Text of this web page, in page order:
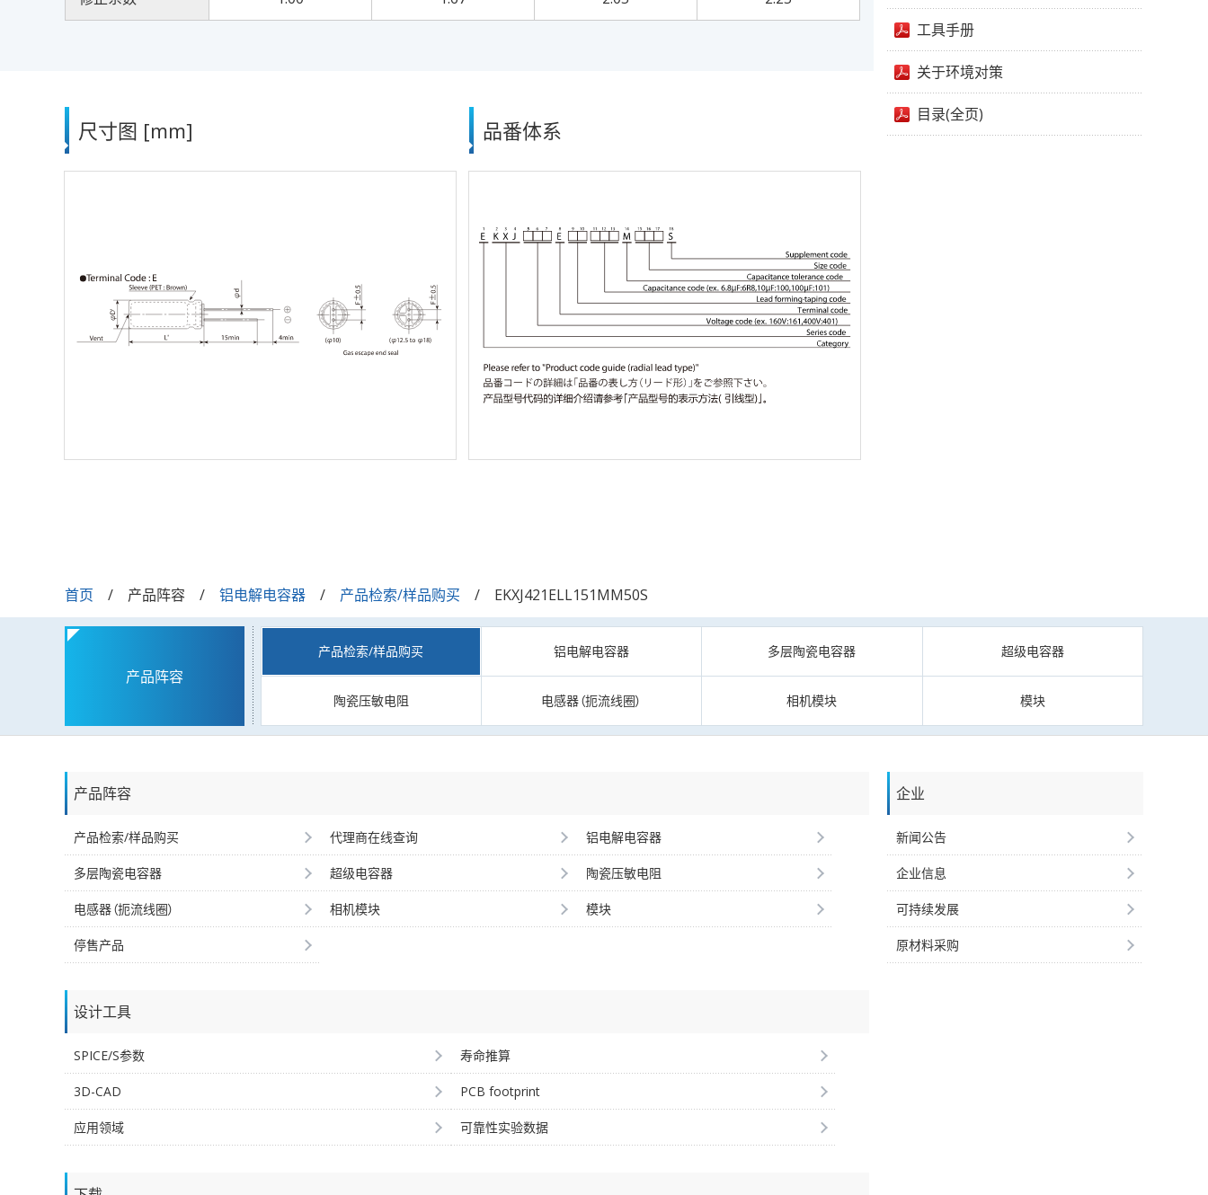
尺寸图 [mm] 品番体系
工具手册
关于环境对策
目录(全页)
首页 产品阵容 铝电解电容器 产品检索/样品购买 EKXJ421ELL151MM50S
产品阵容
产品检索/样品购买 铝电解电容器 多层陶瓷电容器 超级电容器
陶瓷压敏电阻 电感器（扼流线圈） 相机模块 模块
产品阵容
产品检索/样品购买 代理商在线查询 铝电解电容器
多层陶瓷电容器 超级电容器 陶瓷压敏电阻
电感器（扼流线圈） 相机模块 模块
停售产品
设计工具
SPICE/S参数 寿命推算
3D-CAD PCB footprint
应用领域 可靠性实验数据
企业
新闻公告
企业信息
可持续发展
原材料采购